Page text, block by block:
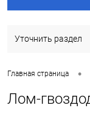
Уточнить раздел
Главная страница •
Лом-